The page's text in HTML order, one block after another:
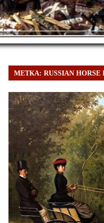
МЕТКА:RUSSIAN HORSE